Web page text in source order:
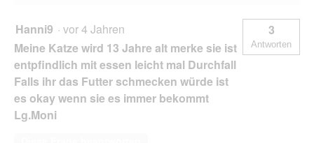
Hanni9 · vor 4 Jahren
Meine Katze wird 13 Jahre alt merke sie ist
entpfindlich mit essen leicht mal Durchfall
Falls ihr das Futter schmecken würde ist
es okay wenn sie es immer bekommt
Lg.Moni
3
Antworten